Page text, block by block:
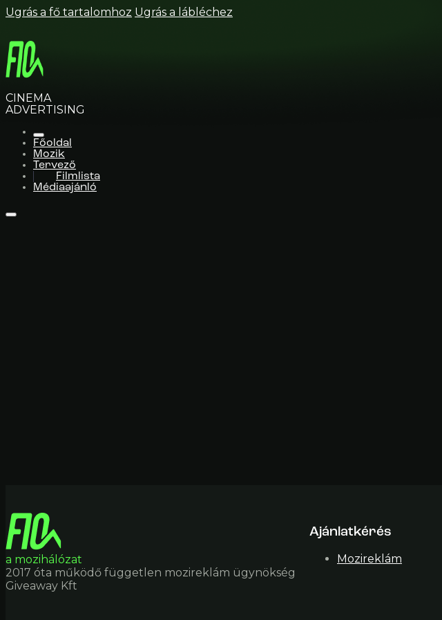
Ugrás a fő tartalomhoz Ugrás a lábléchez
CINEMA
ADVERTISING
Főoldal
Mozik
Tervező
Filmlista
Médiaajánló
a mozihálózat
2017 óta működő független mozireklám ügynökség
Giveaway Kft
Ajánlatkérés
Mozireklám